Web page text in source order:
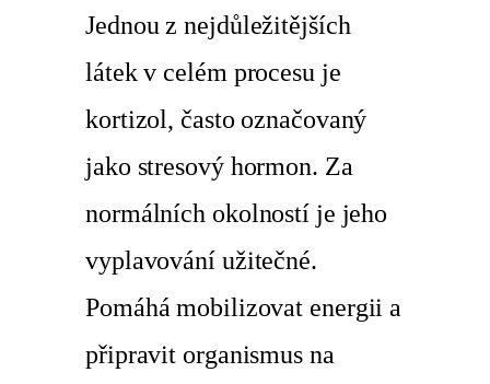
Jednou z nejdůležitějších
látek v celém procesu je
kortizol, často označovaný
jako stresový hormon. Za
normálních okolností je jeho
vyplavování užitečné.
Pomáhá mobilizovat energii a
připravit organismus na